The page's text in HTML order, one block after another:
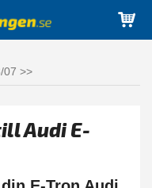
07 >>
Audi E-